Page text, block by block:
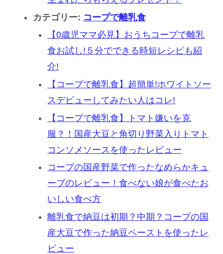
カテゴリー: コープで離乳食
【0歳児ママ必見】おうちコープで離乳
食お試し!５分でできる時短レシピも紹
介!
【コープで離乳食】超簡単!ホワイトソー
スデビューしてみたい人はコレ!
【コープで離乳食】トマト嫌いを克
服？！国産大豆と角切り野菜入りトマト
コンソメソースを使ったレビュー
コープの国産野菜で作ったなめらかキュ
ーブのレビュー！食べない娘が食べたお
いしい食べ方
離乳食で納豆は初期？中期？コープの国
産大豆で作った納豆ペーストを使ったレ
ビュー